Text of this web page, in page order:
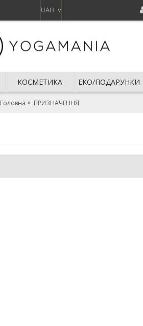
UAH ∨
КОСМЕТИКА ЕКО/ПОДАРУНКИ
Головна ПРИЗНАЧЕННЯ